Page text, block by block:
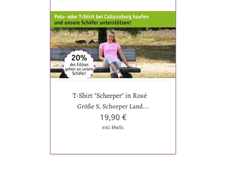
Shirt
"Scheeper"
in
Rosé
T-Shirt "Scheeper" in Rosé
Größe S, Scheeper Land...
19,90 €
inkl. MwSt.